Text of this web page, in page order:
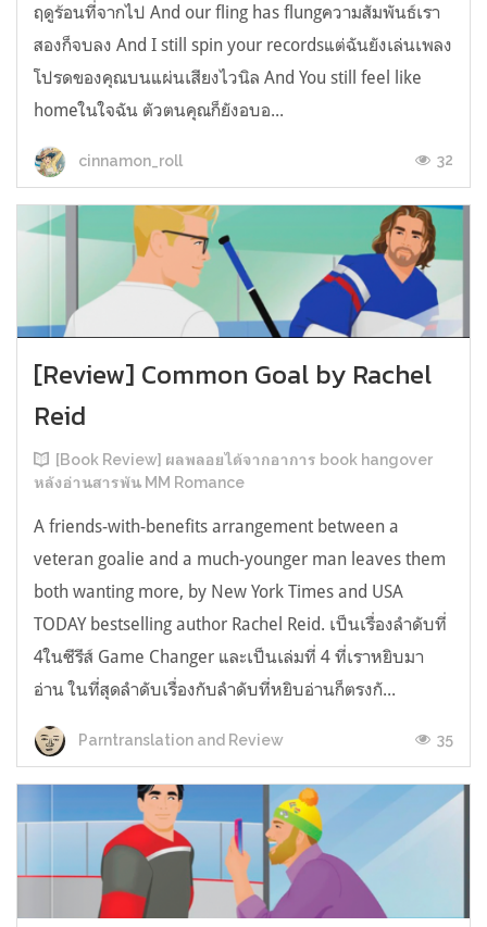
ฤดูร้อนที่จากไป And our fling has flungความสัมพันธ์เรา
สองก็จบลง And I still spin your recordsแต่ฉันยังเล่นเพลง
โปรดของคุณบนแผ่นเสียงไวนิล And You still feel like
homeในใจฉัน ตัวตนคุณก็ยังอบอ...
cinnamon_roll 32
[Review] Common Goal by Rachel
Reid
[Book Review] ผลพลอยได้จากอาการ book hangover
หลังอ่านสารพัน MM Romance
A friends-with-benefits arrangement between a
veteran goalie and a much-younger man leaves them
both wanting more, by New York Times and USA
TODAY bestselling author Rachel Reid. เป็นเรื่องลำดับที่
4ในซีรีส์ Game Changer และเป็นเล่มที่ 4 ที่เราหยิบมา
อ่าน ในที่สุดลำดับเรื่องกับลำดับที่หยิบอ่านก็ตรงกั...
Parntranslation and Review 35